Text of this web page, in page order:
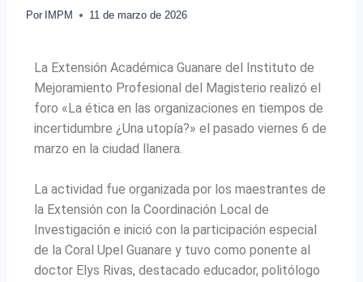
Por IMPM 11 de marzo de 2026
La Extensión Académica Guanare del Instituto de
Mejoramiento Profesional del Magisterio realizó el
foro «La ética en las organizaciones en tiempos de
incertidumbre ¿Una utopía?» el pasado viernes 6 de
marzo en la ciudad llanera.
La actividad fue organizada por los maestrantes de
la Extensión con la Coordinación Local de
Investigación e inició con la participación especial
de la Coral Upel Guanare y tuvo como ponente al
doctor Elys Rivas, destacado educador, politólogo